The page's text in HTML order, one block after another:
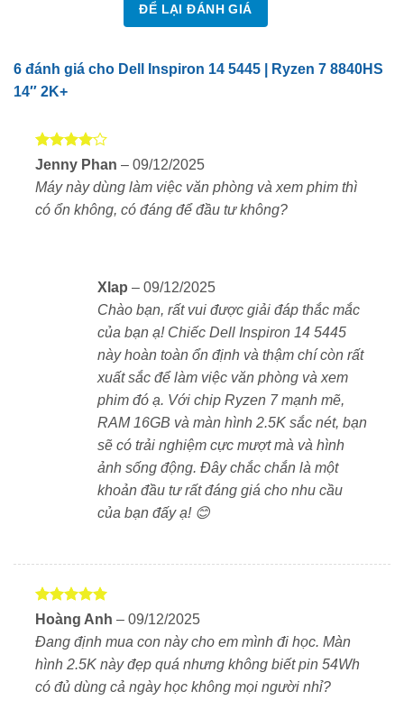
Dell Inspiron 14 5445 chỉ nặng khoảng 1.46kg. Thiết
thoải mái, touchpad rộng và nhạy.
Màn hình 2.5K tuyệt đẹp – Góc nhìn rộng, hình ảnh
sắc nét
Laptop sở hữu màn hình 14 inch độ phân giải 2.5K
(2560 x 1600), tấm nền IPS cho màu sắc trung thực.
Độ sáng 300 nits
Viền mỏng hiện đại
Công nghệ chống ánh sáng xanh giúp bảo vệ mắt
Máy trang bị chip AMD Ryzen 7 8840HS (8 nhân 16
luồng, xung nhịp đến 5.1GHz), xử lý mượt mà mọi tác
vụ. Từ công việc văn phòng, học online, đến lập trình
Đồ họa AMD Radeon 780M – Hiệu suất vượt mong
đợi
Sử dụng đồ họa tích hợp Radeon 780M, laptop xử lý
tốt các phần mềm đồ họa phổ thông và chơi game
eSports như Valorant, CS2, Liên Minh Huyền Thoại.
ĐỂ LẠI ĐÁNH GIÁ
6 đánh giá cho Dell Inspiron 14 5445 | Ryzen 7 8840HS
14″ 2K+
Được
xếp hạng
45 sao
Jenny Phan – 09/12/2025
Máy này dùng làm việc văn phòng và xem phim thì
có ổn không, có đáng để đầu tư không?
Xlap – 09/12/2025
Chào bạn, rất vui được giải đáp thắc mắc
của bạn ạ! Chiếc Dell Inspiron 14 5445
này hoàn toàn ổn định và thậm chí còn rất
xuất sắc để làm việc văn phòng và xem
phim đó ạ. Với chip Ryzen 7 mạnh mẽ,
RAM 16GB và màn hình 2.5K sắc nét, bạn
sẽ có trải nghiệm cực mượt mà và hình
ảnh sống động. Đây chắc chắn là một
khoản đầu tư rất đáng giá cho nhu cầu
của bạn đấy ạ! 😊
Được xếp
55
sao
Hoàng Anh – 09/12/2025
Đang định mua con này cho em mình đi học. Màn
hình 2.5K này đẹp quá nhưng không biết pin 54Wh
có đủ dùng cả ngày học không mọi người nhỉ?